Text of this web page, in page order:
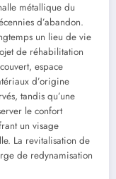
métallique du
d’abandon.
un lieu de vie
de réhabilitation
espace
d’origine
tandis qu’une
le confort
un visage
La revitalisation de
de redynamisation